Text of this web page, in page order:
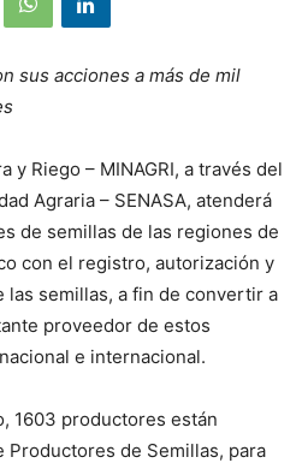
sus acciones a más de mil
y Riego – MINAGRI, a través del
Agraria – SENASA, atenderá
de semillas de las regiones de
con el registro, autorización y
semillas, a fin de convertir a
proveedor de estos
e internacional.
1603 productores están
de Semillas, para